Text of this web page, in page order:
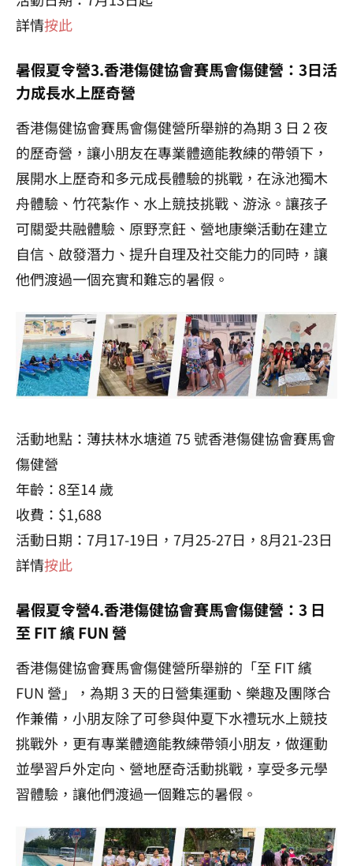
詳情按此
暑假夏令營3.香港傷健協會賽馬會傷健營：3日活
力成長水上歷奇營
香港傷健協會賽馬會傷健營所舉辦的為期 3 日 2 夜
的歷奇營，讓小朋友在專業體適能教練的帶領下，
展開水上歷奇和多元成長體驗的挑戰，在泳池獨木
舟體驗、竹笩紮作、水上競技挑戰、游泳。讓孩子
可關愛共融體驗、原野烹飪、營地康樂活動在建立
自信、啟發潛力、提升自理及社交能力的同時，讓
他們渡過一個充實和難忘的暑假。
活動地點：薄扶林水塘道 75 號香港傷健協會賽馬會
傷健營
年齡：8至14 歲
收費：$1,688
活動日期：7月17-19日，7月25-27日，8月21-23日
詳情按此
暑假夏令營4.香港傷健協會賽馬會傷健營：3 日
至 FIT 繽 FUN 營
香港傷健協會賽馬會傷健營所舉辦的「至 FIT 繽
FUN 營」，為期 3 天的日營集運動、樂趣及團隊合
作兼備，小朋友除了可參與仲夏下水禮玩水上競技
挑戰外，更有專業體適能教練帶領小朋友，做運動
並學習戶外定向、營地歷奇活動挑戰，享受多元學
習體驗，讓他們渡過一個難忘的暑假。